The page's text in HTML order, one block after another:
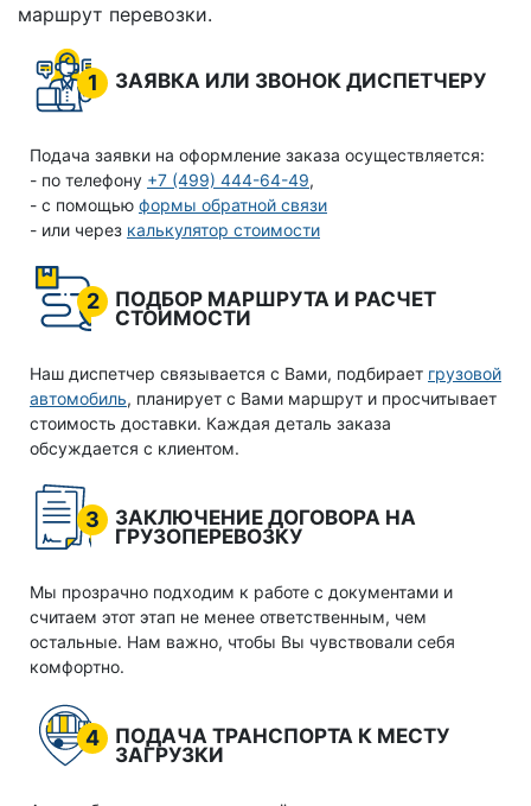
маршрут перевозки.
1 ЗАЯВКА ИЛИ ЗВОНОК ДИСПЕТЧЕРУ
Подача заявки на оформление заказа осуществляется:
- по телефону +7 (499) 444-64-49,
- с помощью формы обратной связи
- или через калькулятор стоимости
2
ПОДБОР МАРШРУТА И РАСЧЕТ
СТОИМОСТИ
Наш диспетчер связывается с Вами, подбирает грузовой
автомобиль, планирует с Вами маршрут и просчитывает
стоимость доставки. Каждая деталь заказа
обсуждается с клиентом.
3
ЗАКЛЮЧЕНИЕ ДОГОВОРА НА
ГРУЗОПЕРЕВОЗКУ
Мы прозрачно подходим к работе с документами и
считаем этот этап не менее ответственным, чем
остальные. Нам важно, чтобы Вы чувствовали себя
комфортно.
4
ПОДАЧА ТРАНСПОРТА К МЕСТУ
ЗАГРУЗКИ